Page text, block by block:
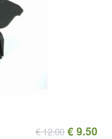
€ 12.00 € 9.50